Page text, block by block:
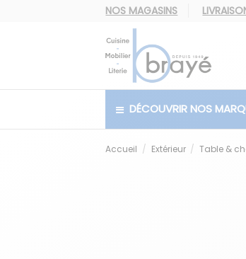
NOS MAGASINS
DÉCOUVRIR NOS
Accueil Extérieur Table &